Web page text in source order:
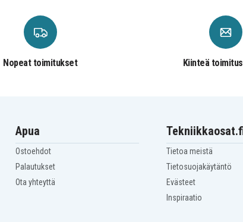
Nopeat toimitukset Kiinteä
Apua
Ostoehdot
Palautukset
Ota yhteyttä
Tietoa meistä
Tietosuojakäytäntö
Evästeet
Inspiraatio